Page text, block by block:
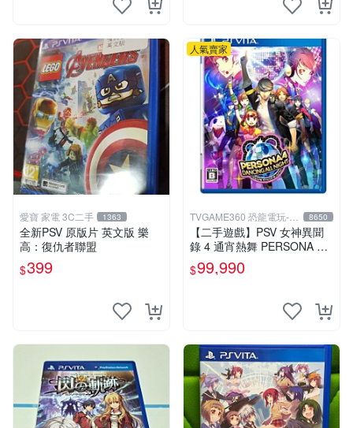
愛寶 家電 3C二手 1363
全新PSV 原版片 英文版 樂
高：復仇者聯盟
$399
人氣賣家
TVGAME360 恐龍電玩-台
中店
8650
【二手遊戲】PSV 女神異聞
錄 4 通宵熱舞 PERSONA 4 D
ANCING ALL NIGHT 日文版
台中恐龍
$99,990